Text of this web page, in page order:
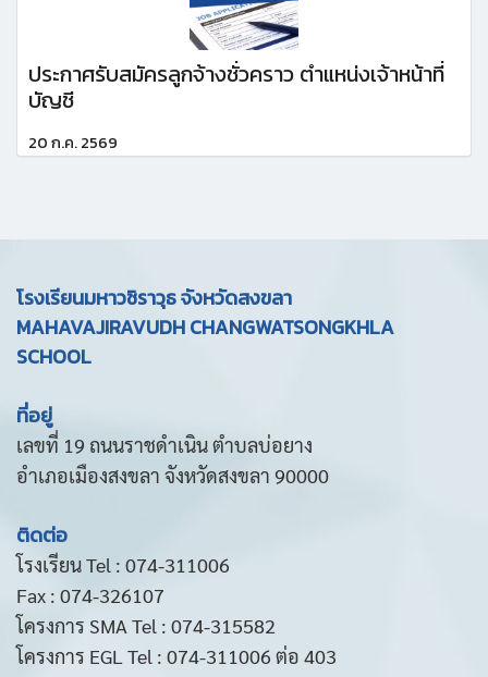
ประกาศรับสมัครลูกจ้างชั่วคราว ตำแหน่งเจ้าหน้าที่
บัญชี
20 ก.ค. 2569
โรงเรียนมหาวชิราวุธ จังหวัดสงขลา
MAHAVAJIRAVUDH CHANGWATSONGKHLA
SCHOOL
ที่อยู่
เลขที่ 19 ถนนราชดำเนิน ตำบลบ่อยาง
อำเภอเมืองสงขลา จังหวัดสงขลา 90000
ติดต่อ
โรงเรียน Tel : 074-311006
Fax : 074-326107
โครงการ SMA Tel : 074-315582
โครงการ EGL Tel : 074-311006 ต่อ 403